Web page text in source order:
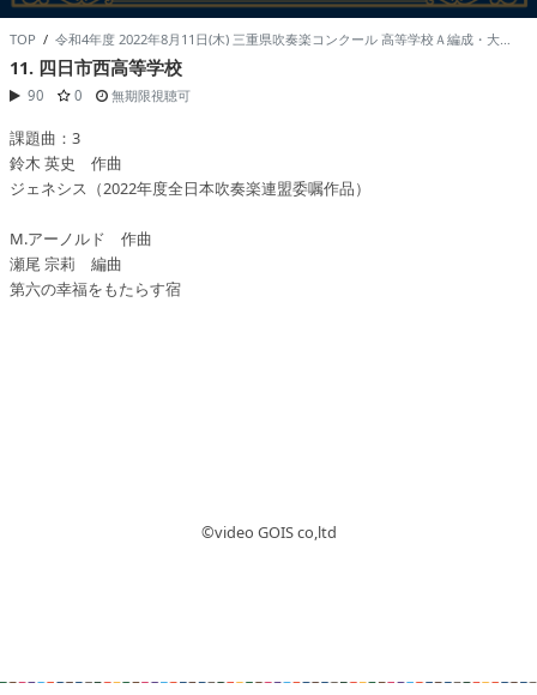
TOP /
11. 四日市西高等学校
90 0 無期限視聴可
課題曲：3
鈴木 英史 作曲
ジェネシス（2022年度全日本吹奏楽連盟委嘱作品）
M.アーノルド 作曲
瀬尾 宗莉 編曲
第六の幸福をもたらす宿
©︎video GOIS co,ltd